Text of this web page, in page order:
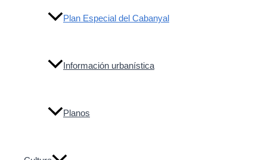
Plan Especial del Cabanyal
Información urbanística
Planos